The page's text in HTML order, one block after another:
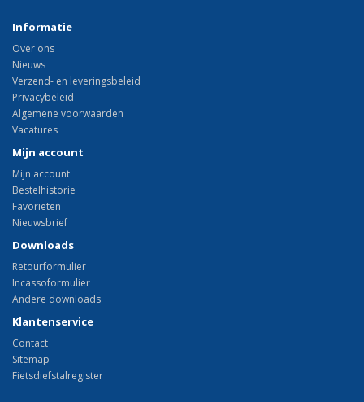
Informatie
Over ons
Nieuws
Verzend- en leveringsbeleid
Privacybeleid
Algemene voorwaarden
Vacatures
Mijn account
Mijn account
Bestelhistorie
Favorieten
Nieuwsbrief
Downloads
Retourformulier
Incassoformulier
Andere downloads
Klantenservice
Contact
Sitemap
Fietsdiefstalregister